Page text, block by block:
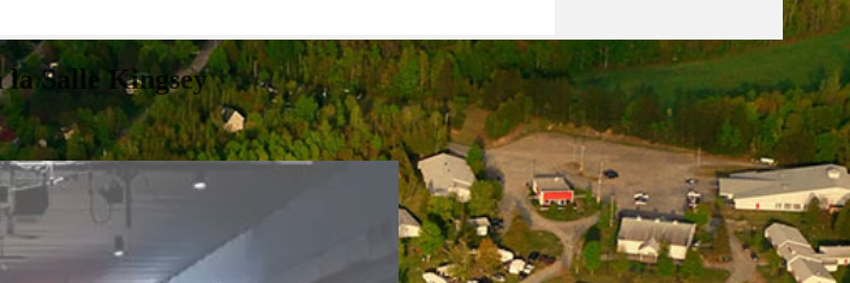
la Salle Kingsey